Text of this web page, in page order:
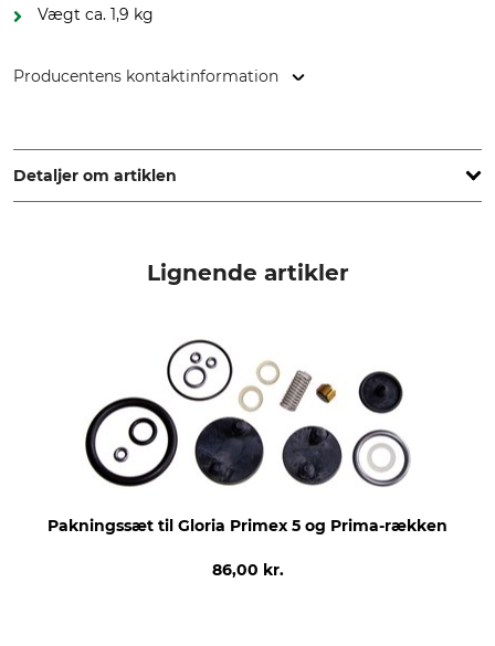
Vægt ca. 1,9 kg
Producentens kontaktinformation
58456 Witten, Germany, www.gloriagarten.de
Detaljer om artiklen
produktion
Made in Poland
Lignende artikler
Pakningssæt til Gloria Primex 5 og Prima-rækken
86,00 kr.